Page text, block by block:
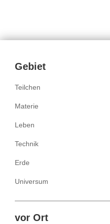
Inhalte
Gebiet
Teilchen
Materie
Leben
Technik
Erde
Universum
vor Ort